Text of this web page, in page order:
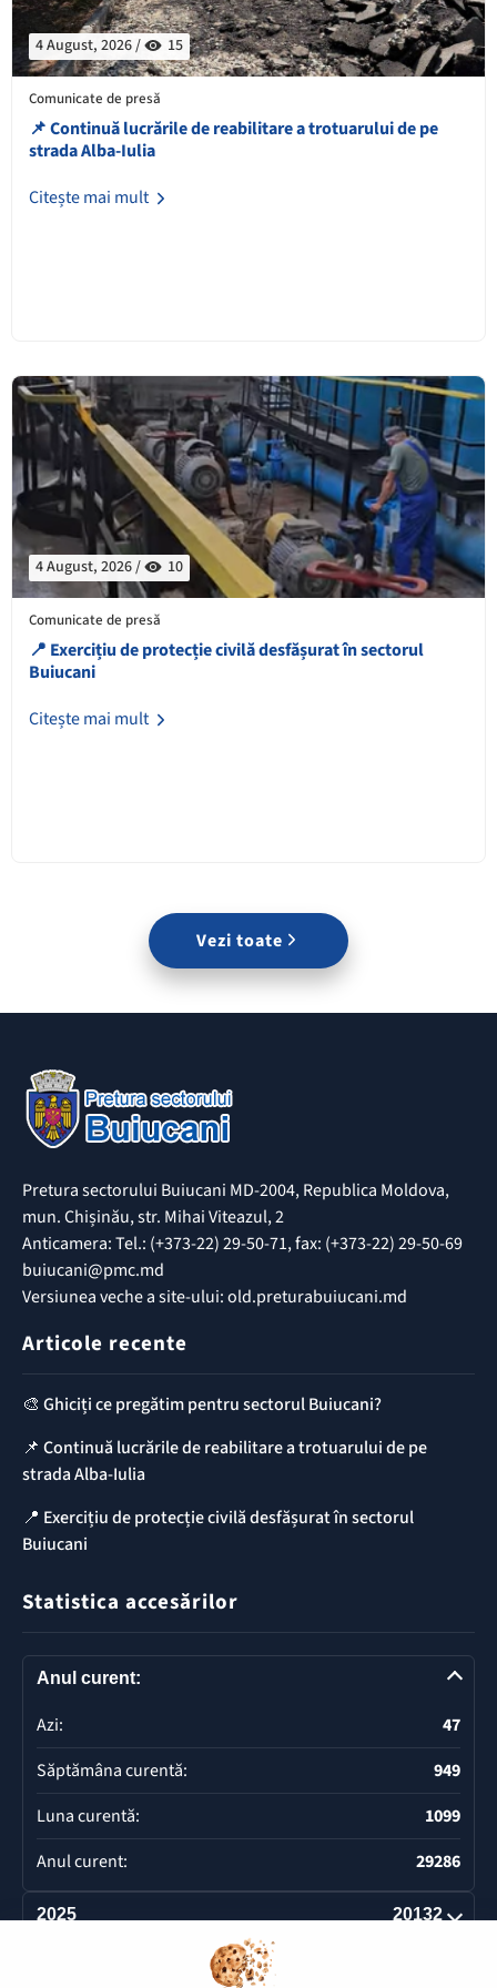
4 August, 2026 / 15
Comunicate de presă
📌 Continuă lucrările de reabilitare a trotuarului de pe
strada Alba-Iulia
Citește mai mult
4 August, 2026 / 10
Comunicate de presă
📍 Exercițiu de protecție civilă desfășurat în sectorul
Buiucani
Citește mai mult
Vezi toate
Pretura sectorului Buiucani MD-2004, Republica Moldova,
mun. Chișinău, str. Mihai Viteazul, 2
Anticamera: Tel.: (+373-22) 29-50-71, fax: (+373-22) 29-50-69
buiucani@pmc.md
Versiunea veche a site-ului: old.preturabuiucani.md
Articole recente
🎨 Ghiciți ce pregătim pentru sectorul Buiucani?
📌 Continuă lucrările de reabilitare a trotuarului de pe
strada Alba-Iulia
📍 Exercițiu de protecție civilă desfășurat în sectorul
Buiucani
Statistica accesărilor
Anul curent:
Azi:
47
Săptămâna curentă:
949
Luna curentă:
1099
Anul curent:
29286
2025 20132
Deschide